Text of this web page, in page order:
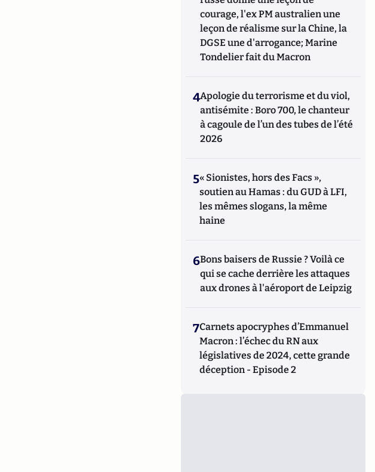
courage, l'ex PM australien une
leçon de réalisme sur la Chine, la
DGSE une d'arrogance; Marine
Tondelier fait du Macron
4Apologie du terrorisme et du viol,
antisémite : Boro 700, le chanteur
à cagoule de l’un des tubes de l’été
2026
5« Sionistes, hors des Facs »,
soutien au Hamas : du GUD à LFI,
les mêmes slogans, la même
haine
6Bons baisers de Russie ? Voilà ce
qui se cache derrière les attaques
aux drones à l'aéroport de Leipzig
7Carnets apocryphes d’Emmanuel
Macron : l’échec du RN aux
législatives de 2024, cette grande
déception - Episode 2